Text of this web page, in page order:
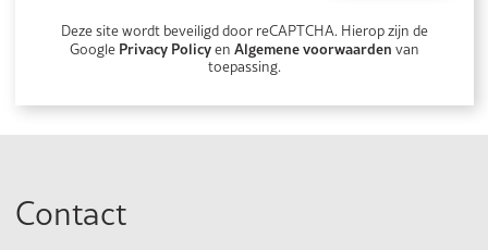
Deze site wordt beveiligd door reCAPTCHA. Hierop zijn de
Google Privacy Policyen Algemene voorwaarden van
toepassing.
Contact